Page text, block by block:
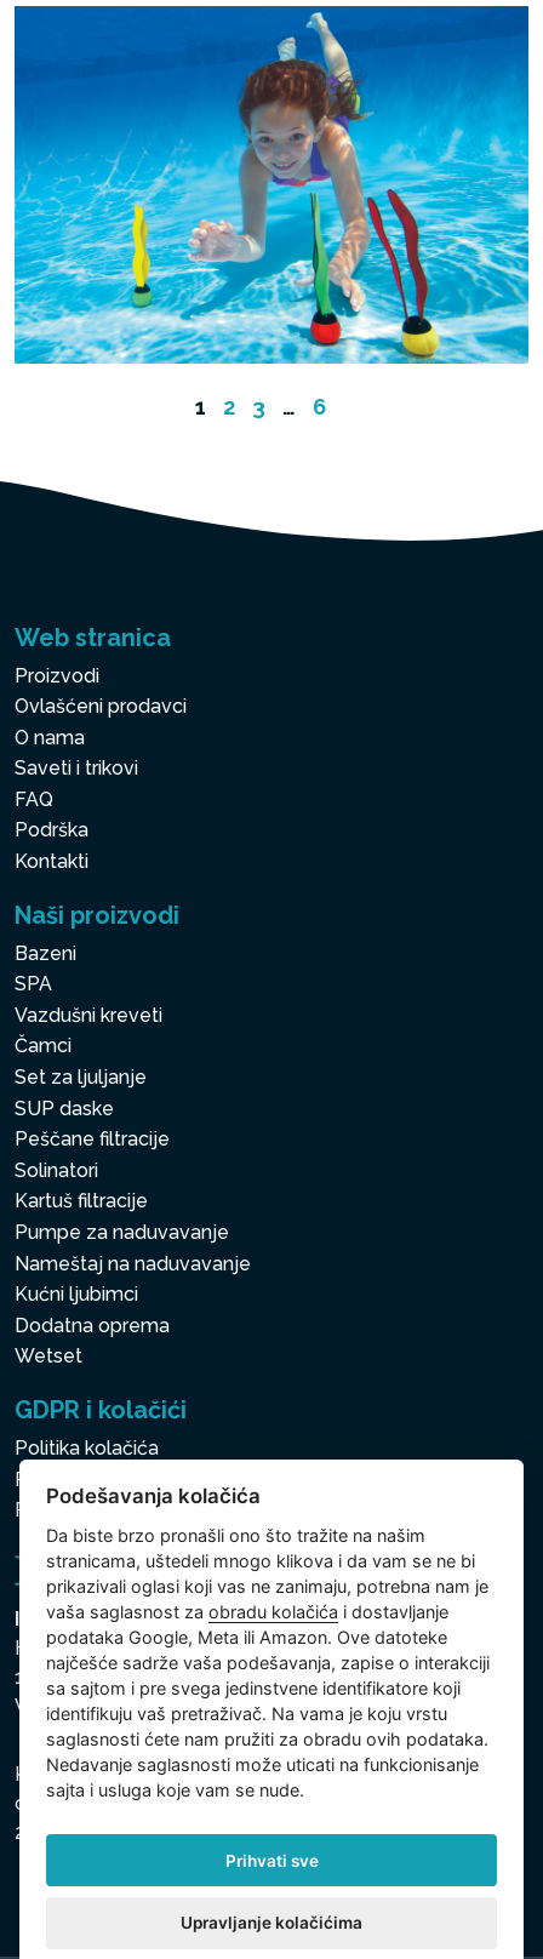
1 2 3 … 6
Web stranica
Proizvodi
Ovlašćeni prodavci
O nama
Saveti i trikovi
FAQ
Podrška
Kontakti
Naši proizvodi
Bazeni
SPA
Vazdušni kreveti
Čamci
Set za ljuljanje
SUP daske
Peščane filtracije
Solinatori
Kartuš filtracije
Pumpe za naduvavanje
Nameštaj na naduvavanje
Kućni ljubimci
Dodatna oprema
Wetset
GDPR i kolačići
Politika kolačića
Politika zaštite ličnih i drugih obrađivanih podataka
Podešavanja kolačića
Intex Trading, s.r.o.
Hradecká 2526/3
130 00 Praha 3
Vinohrady - Česká republika
Kompanija je registrovana u Opštinskom sudu u Pragu,
odeljak C, uložak 74759, Identifikacioni broj kompanije:
26150808, Poreski identifikacioni broj: CZ26150808.
Podešavanja kolačića
Da biste brzo pronašli ono što tražite na našim
stranicama, uštedeli mnogo klikova i da vam se ne bi
prikazivali oglasi koji vas ne zanimaju, potrebna nam je
vaša saglasnost zaobradu kolačića i dostavljanje
podataka Google, Meta ili Amazon. Ove datoteke
najčešće sadrže vaša podešavanja, zapise o interakciji
sa sajtom i pre svega jedinstvene identifikatore koji
identifikuju vaš pretraživač. Na vama je koju vrstu
saglasnosti ćete nam pružiti za obradu ovih podataka.
Nedavanje saglasnosti može uticati na funkcionisanje
sajta i usluga koje vam se nude.
Prihvati sve
Upravljanje kolačićima